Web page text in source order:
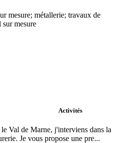
mesure; métallerie; travaux de
sur mesure
Activités
Val de Marne, j'interviens dans la
Je vous propose une pre...